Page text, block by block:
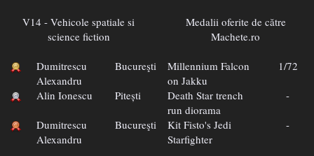
V14 - Vehicole spatiale si
science fiction
Medalii oferite de către
Machete.ro
Dumitrescu
Alexandru
Bucureşti
Millennium Falcon
on Jakku
1/72
Alin Ionescu Pitești
Death Star trench
run diorama
-
Dumitrescu
Alexandru
Bucureşti
Kit Fisto's Jedi
Starfighter
-